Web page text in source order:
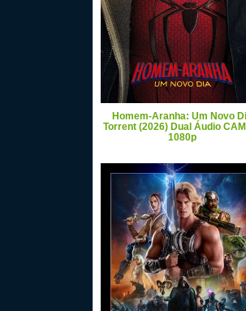
Homem-Aranha: Um Novo
Torrent (2026) Dual Áudio
1080p